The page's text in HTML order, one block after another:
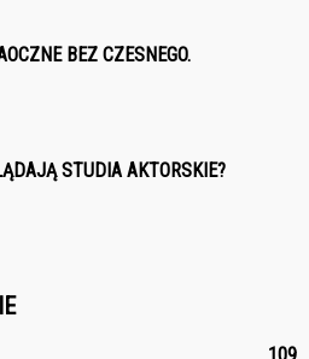
BEZ CZESNEGO.
STUDIA AKTORSKIE?